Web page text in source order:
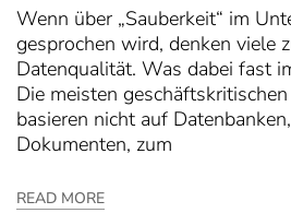
Wenn über „Sauberkeit“ im
gesprochen wird, denken viele
Datenqualität. Was dabei fast
Die meisten
basieren nicht auf
Dokumenten, zum
READ MORE